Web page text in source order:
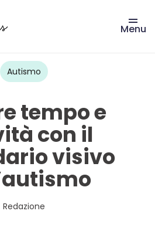
Menu
Autismo
tempo e
con il
visivo
Redazione